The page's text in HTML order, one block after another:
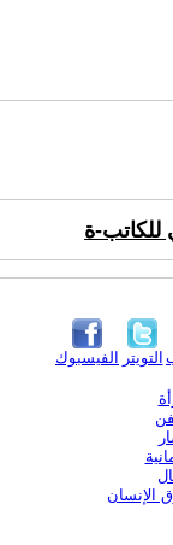
للكاتب-ة
الفيسبوك التويتر
الإنسان